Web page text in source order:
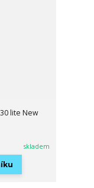
lite New
skladem